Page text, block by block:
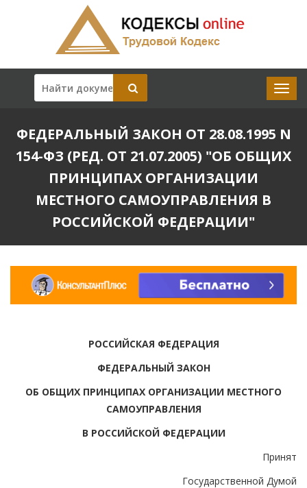
ФЕДЕРАЛЬНЫЙ ЗАКОН ОТ 28.08.1995 N
154-ФЗ (РЕД. ОТ 21.07.2005) "ОБ ОБЩИХ
ПРИНЦИПАХ ОРГАНИЗАЦИИ
МЕСТНОГО САМОУПРАВЛЕНИЯ В
РОССИЙСКОЙ ФЕДЕРАЦИИ"
РОССИЙСКАЯ ФЕДЕРАЦИЯ
ФЕДЕРАЛЬНЫЙ ЗАКОН
ОБ ОБЩИХ ПРИНЦИПАХ ОРГАНИЗАЦИИ МЕСТНОГО
САМОУПРАВЛЕНИЯ
В РОССИЙСКОЙ ФЕДЕРАЦИИ
Принят
Государственной Думой